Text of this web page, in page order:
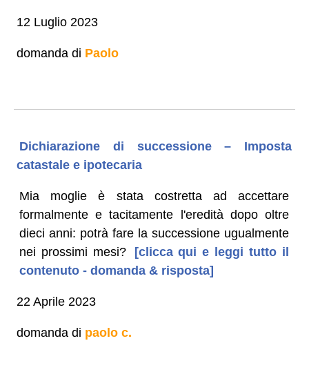
12 Luglio 2023
domanda di Paolo
Dichiarazione di successione – Imposta
catastale e ipotecaria
Mia moglie è stata costretta ad accettare
formalmente e tacitamente l'eredità dopo oltre
dieci anni: potrà fare la successione ugualmente
nei prossimi mesi?
[clicca qui e leggi tutto il
contenuto - domanda & risposta]
22 Aprile 2023
domanda di paolo c.